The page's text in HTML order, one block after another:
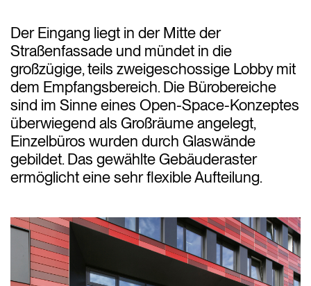
Der Eingang liegt in der Mitte der
Straßenfassade und mündet in die
großzügige, teils zweigeschossige Lobby mit
dem Empfangsbereich. Die Bürobereiche
sind im Sinne eines Open-Space-Konzeptes
überwiegend als Großräume angelegt,
Einzelbüros wurden durch Glaswände
gebildet. Das gewählte Gebäuderaster
ermöglicht eine sehr flexible Aufteilung.